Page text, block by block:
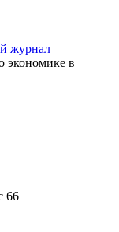
экономике в
66